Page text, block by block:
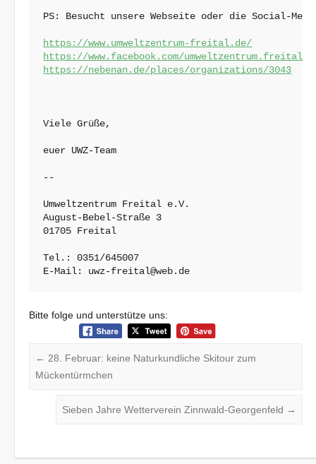
PS: Besucht unsere Webseite oder die Social-
https://www.umweltzentrum-freital.de/
https://www.facebook.com/umweltzentrum.freital/
https://nebenan.de/places/organizations/3043
Viele Grüße,
euer UWZ-Team
--
Umweltzentrum Freital e.V.
August-Bebel-Straße 3
01705 Freital
Tel.: 0351/645007
E-Mail: uwz-freital@web.de
Bitte folge und unterstütze uns:
← 28. Februar: keine Naturkundliche Skitour zum
Mückentürmchen
Sieben Jahre Wetterverein Zinnwald-Georgenfeld →